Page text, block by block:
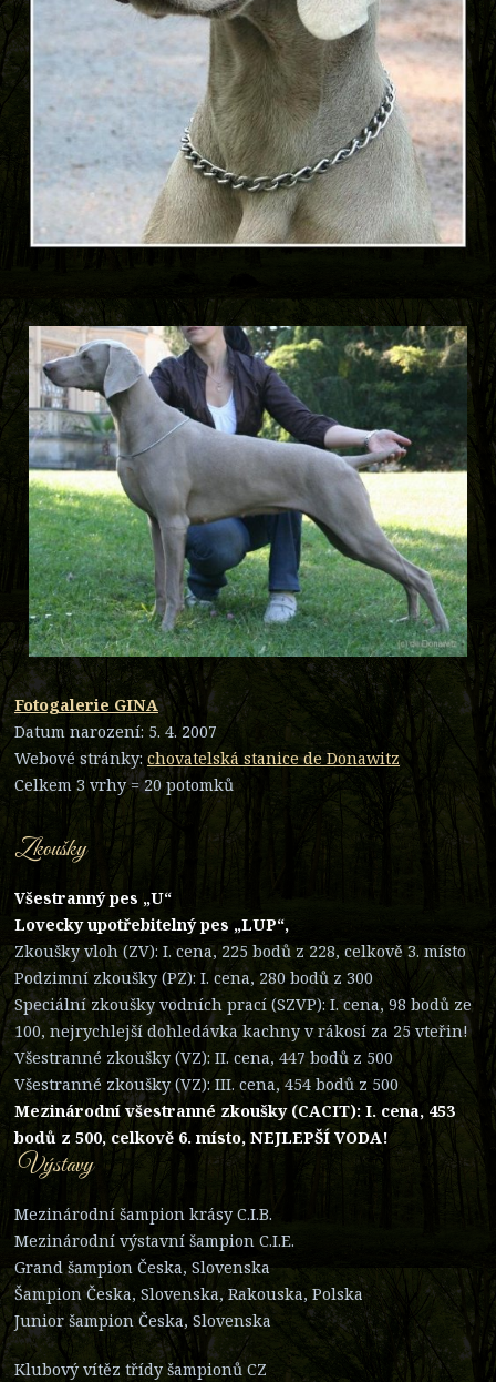
Fotogalerie GINA
Datum narození: 5. 4. 2007
Webové stránky: chovatelská stanice de Donawitz
Celkem 3 vrhy = 20 potomků
Zkoušky
Všestranný pes „U“
Lovecky upotřebitelný pes „LUP“,
Zkoušky vloh (ZV): I. cena, 225 bodů z 228, celkově 3. místo
Podzimní zkoušky (PZ): I. cena, 280 bodů z 300
Speciální zkoušky vodních prací (SZVP): I. cena, 98 bodů ze
100, nejrychlejší dohledávka kachny v rákosí za 25 vteřin!
Všestranné zkoušky (VZ): II. cena, 447 bodů z 500
Všestranné zkoušky (VZ): III. cena, 454 bodů z 500
Mezinárodní všestranné zkoušky (CACIT): I. cena, 453
bodů z 500, celkově 6. místo, NEJLEPŠÍ VODA!
Výstavy
Mezinárodní šampion krásy C.I.B.
Mezinárodní výstavní šampion C.I.E.
Grand šampion Česka, Slovenska
Šampion Česka, Slovenska, Rakouska, Polska
Junior šampion Česka, Slovenska
Klubový vítěz třídy šampionů CZ